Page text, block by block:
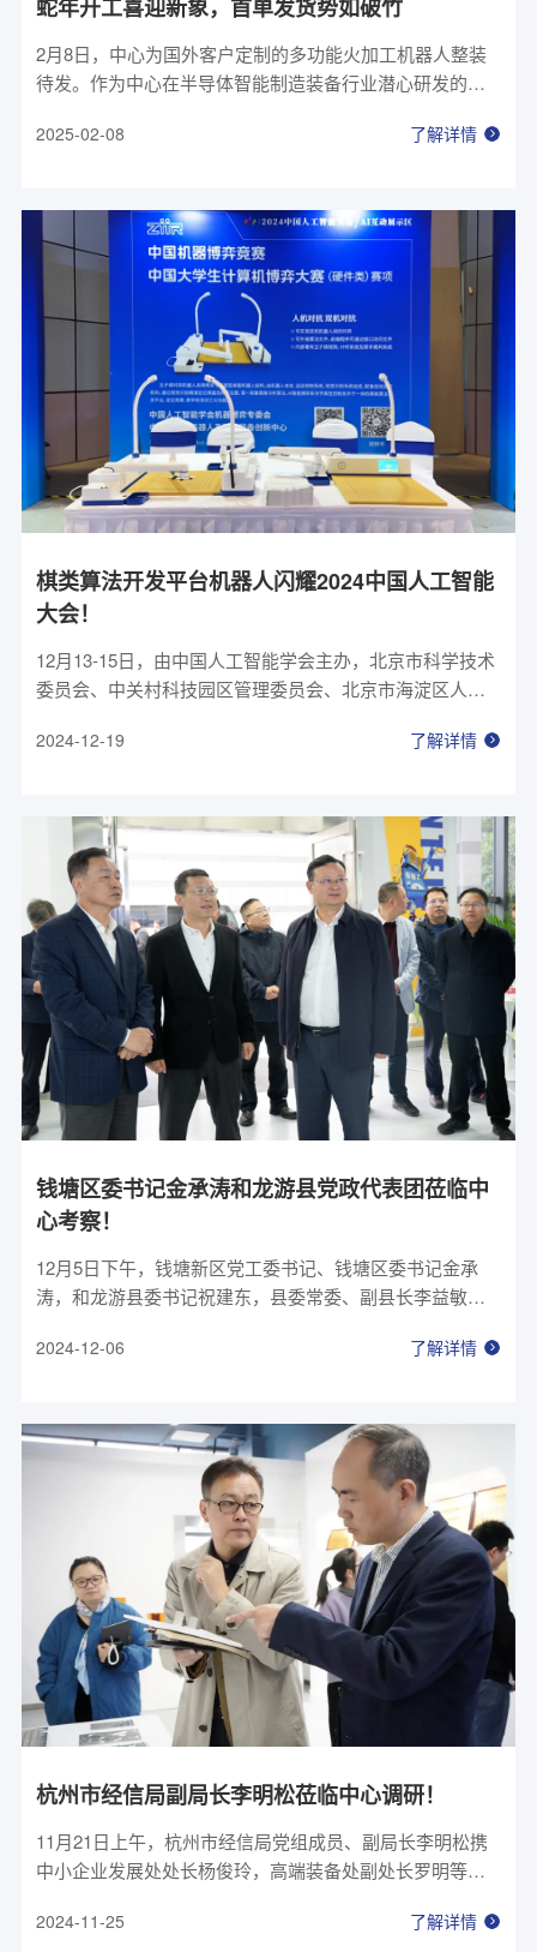
蛇年开工喜迎新象，首单发货势如破竹
2月8日，中心为国外客户定制的多功能火加工机器人整装
待发。作为中心在半导体智能制造装备行业潜心研发的重
验收，项目的顺利推进也代表着中心机器人技术在半导体
2025-02-08 了解详情
棋类算法开发平台机器人闪耀2024中国人工智能
大会！
12月13-15日，由中国人工智能学会主办，北京市科学技术
委员会、中关村科技园区管理委员会、北京市海淀区人民
北京顺利举行。浙江省机器人创新中心自主研发的棋类算
2024-12-19 了解详情
钱塘区委书记金承涛和龙游县党政代表团莅临中
心考察！
12月5日下午，钱塘新区党工委书记、钱塘区委书记金承
涛，和龙游县委书记祝建东，县委常委、副县长李益敏等
革局主要负责人等陪同。
2024-12-06 了解详情
杭州市经信局副局长李明松莅临中心调研！
11月21日上午，杭州市经信局党组成员、副局长李明松携
中小企业发展处处长杨俊玲，高端装备处副处长罗明等莅
陪同。中心董事长兼总经理李正刚、副总经理何芬等热情
2024-11-25 了解详情